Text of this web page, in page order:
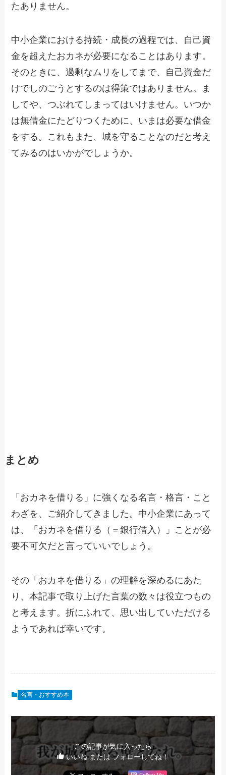
たありません。
中小企業における持続・成長の過程では、自己資
金を超えたおカネが必要になることはあります。
そのときに、過剰なムリをしてまで、自己資金だ
けでしのごうとするのは得策ではありません。ま
してや、つぶれてしまってはいけません。いつか
は無借金にたどりつくために、いまは必要な借金
をする。これもまた、城を守ることなのだと考え
てみるのはいかがでしょうか。
まとめ
「おカネを借りる」に強くなる名言・格言・こと
わざを、ご紹介してきました。中小企業にあって
は、「おカネを借りる（＝銀行借入）」ことが必
要不可欠だと言っていいでしょう。
その「おカネを借りる」の理解を深めるにあた
り、本記事で取り上げた言葉の数々は役立つもの
と考えます。折にふれて、思い出していただける
ようであれば幸いです。
名言・おすすめ本
この記事が気に入ったら
いいね または フォローしてね！